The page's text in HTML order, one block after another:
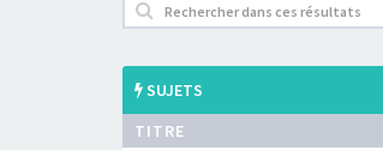
SUJETS
TITRE